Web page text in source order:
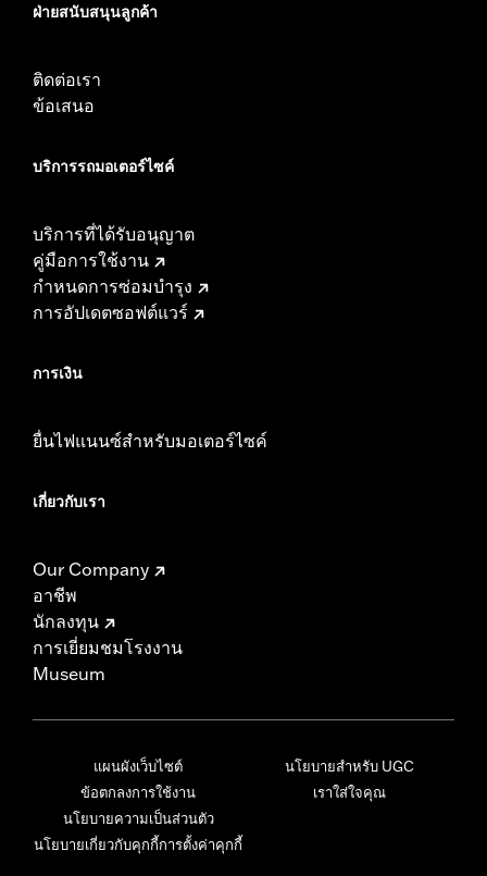
ฝ่ายสนับสนุนลูกค้า
ติดต่อเรา
ข้อเสนอ
บริการรถมอเตอร์ไซค์​
บริการที่ได้รับอนุญาต
คู่มือการใช้งาน
กำหนดการซ่อมบำรุง
การอัปเดตซอฟต์แวร์
การเงิน
ยื่นไฟแนนซ์สำหรับมอเตอร์ไซค์
เกี่ยวกับเรา
Our Company
อาชีพ
นักลงทุน
การเยี่ยมชมโรงงาน
Museum
แผนผังเว็บไซต์
ข้อตกลงการใช้งาน
นโยบายความเป็นส่วนตัว
นโยบายเกี่ยวกับคุกกี้การตั้งค่าคุกกี้
นโยบายสำหรับ UGC
เราใส่ใจคุณ